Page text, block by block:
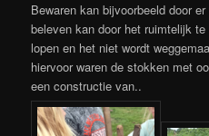
Bewaren kan bijvoorbeeld door
beleven kan door het ruimtelijk
lopen en het niet wordt
hiervoor waren de stokken met
een constructie van..